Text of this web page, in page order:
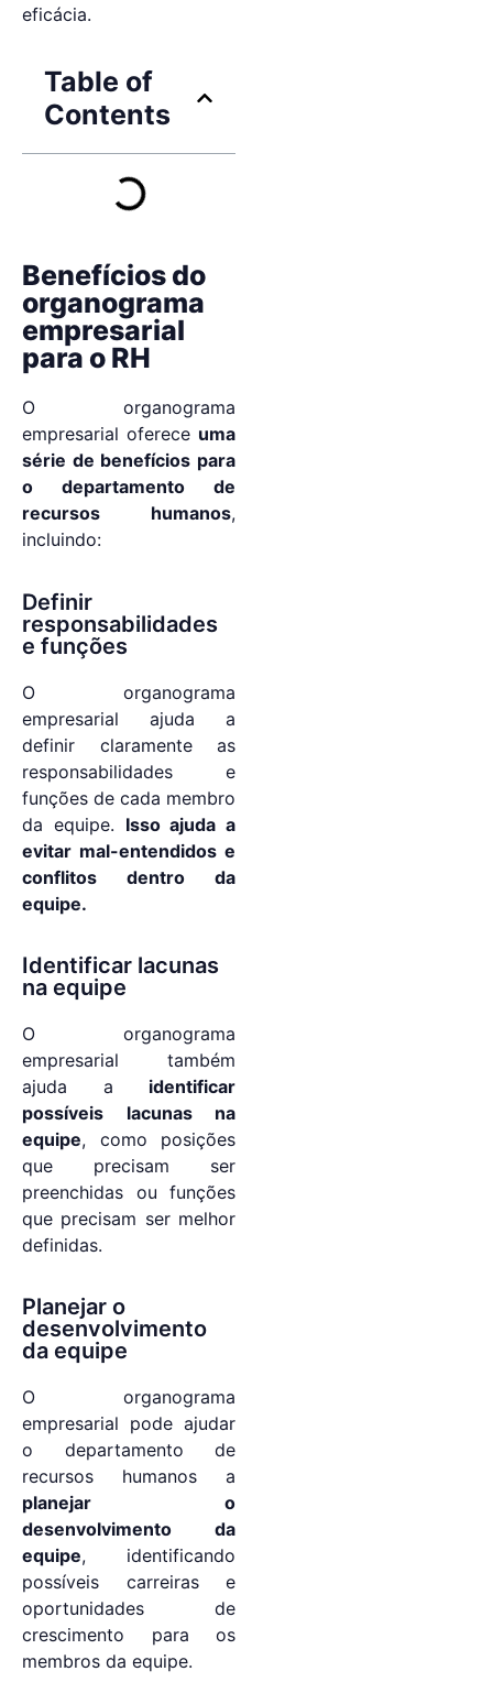
eficácia.
Table of
Contents
Benefícios do
organograma
empresarial
para o RH
O organograma
empresarial oferece uma
série de benefícios para
o departamento de
recursos humanos,
incluindo:
Definir
responsabilidades
e funções
O organograma
empresarial ajuda a
definir claramente as
responsabilidades e
funções de cada membro
da equipe. Isso ajuda a
evitar mal-entendidos e
conflitos dentro da
equipe.
Identificar lacunas
na equipe
O organograma
empresarial também
ajuda a identificar
possíveis lacunas na
equipe, como posições
que precisam ser
preenchidas ou funções
que precisam ser melhor
definidas.
Planejar o
desenvolvimento
da equipe
O organograma
empresarial pode ajudar
o departamento de
recursos humanos a
planejar o
desenvolvimento da
equipe, identificando
possíveis carreiras e
oportunidades de
crescimento para os
membros da equipe.